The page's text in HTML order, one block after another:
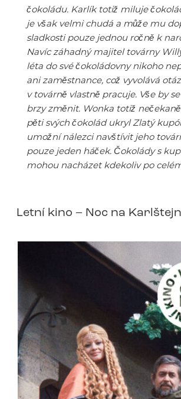
čokoládu. Karlík totiž miluje
je však velmi chudá a může mu
sladkosti pouze jednou ročně k
Navíc záhadný majitel továrny
léta do své čokoládovny nikoho
ani zaměstnance, což vyvolává
v továrně vlastně pracuje. Vše by
brzy změnit. Wonka totiž
pěti svých čokolád ukryl Zlatý
umožní nálezci navštívit jeho
pouze jeden háček. Čokolády s
mohou nacházet kdekoliv po
Letní kino – Noc na